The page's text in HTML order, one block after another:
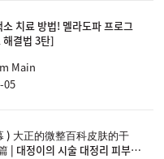
소 치료 방법! 멜라도파 프로그
결법 3탄]
Main
05
) 大正的微整百科皮肤的干
| 대정이의 시술 대정리 피부의